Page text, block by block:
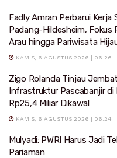
Fadly Amran Perbarui Kerja
Padang-Hildesheim, Fokus
Arau hingga Pariwisata
KAMIS, 6 AGUSTUS 2026 | 06:26
Zigo Rolanda Tinjau
Infrastruktur Pascabanjir di
Rp25,4 Miliar Dikawal
KAMIS, 6 AGUSTUS 2026 | 06:24
Mulyadi: PWRI Harus Jadi
Pariaman